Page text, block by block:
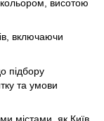
висотою
включаючи
підбору
та умови